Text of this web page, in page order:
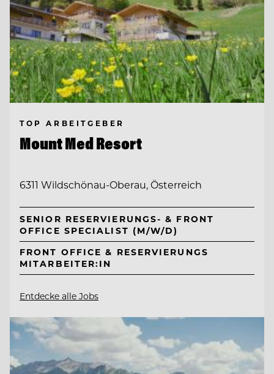
TOP ARBEITGEBER
Mount Med Resort
6311 Wildschönau-Oberau, Österreich
SENIOR RESERVIERUNGS- & FRONT
OFFICE SPECIALIST (M/W/D)
FRONT OFFICE & RESERVIERUNGS
MITARBEITER:IN
Entdecke alle Jobs